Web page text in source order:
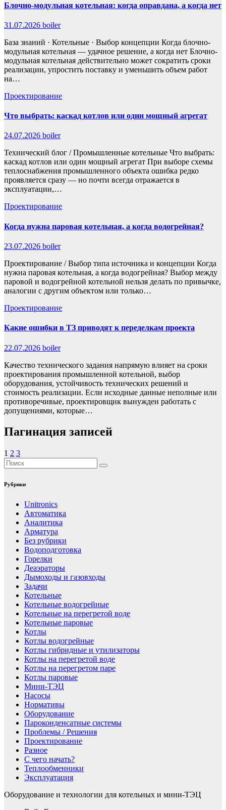
Блочно-модульная котельная: когда оправдана, а когда нет
31.07.2026 boiler
База знаний · Котельные · Выбор концепции Когда блочно-
модульная котельная — удачное решение, а когда нет Блочно-
модульная котельная действительно может сократить сроки
реализации, упростить поставку и уменьшить объем работ
на…
Проектирование
Что выбрать: каскад котлов или один мощный агрегат
24.07.2026 boiler
Технический блог / Промышленные котельные Что выбрать:
каскад котлов или один мощный агрегат При выборе схемы
теплоснабжения промышленного объекта ошибка редко
проявляется сразу — но почти всегда отражается в
эксплуатации,…
Проектирование
Когда нужна паровая котельная, а когда водогрейная?
23.07.2026 boiler
Проектирование / Выбор типа источника и концепции Когда
нужна паровая котельная, а когда водогрейная? Выбор между
паровой и водогрейной котельной нельзя делать по привычке,
аналогии с другим объектом или только…
Проектирование
Какие ошибки в ТЗ приводят к переделкам проекта
22.07.2026 boiler
Качество технического задания напрямую влияет на сроки
проектирования промышленной котельной, выбор
оборудования, устойчивость технических решений и
стоимость реализации. Если исходные данные неполные или
противоречивые, проектировщик вынужден работать с
допущениями, которые…
Пагинация записей
1 2 3
Рубрики
Unitronics
Автоматика
Аналитика
Арматура
Без рубрики
Водоподготовка
Горелки
Деаэраторы
Дымоходы и газовходы
Задачи
Котельные
Котельные водогрейные
Котельные на перегретой воде
Котельные паровые
Котлы
Котлы водогрейные
Котлы гибридные и утилизаторы
Котлы на перегретой воде
Котлы на перегретом паре
Котлы паровые
Мини-ТЭЦ
Насосы
Нормативы
Оборудование
Пароконденсатные системы
Проблемы / Решения
Проектирование
Разное
С чего начать?
Теплообменники
Эксплуатация
Оборудование и технологии для котельных и мини-ТЭЦ